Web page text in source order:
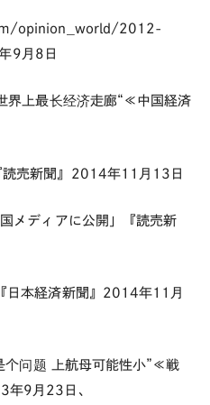
opinion_world/2012-
9月8日
界上最长经济走廊“≪中国経済
読売新聞』2014年11月13日
メディアに公開」『読売新
日本経済新聞』2014年11月
个问题 上航母可能性小”≪戦
年9月23日、